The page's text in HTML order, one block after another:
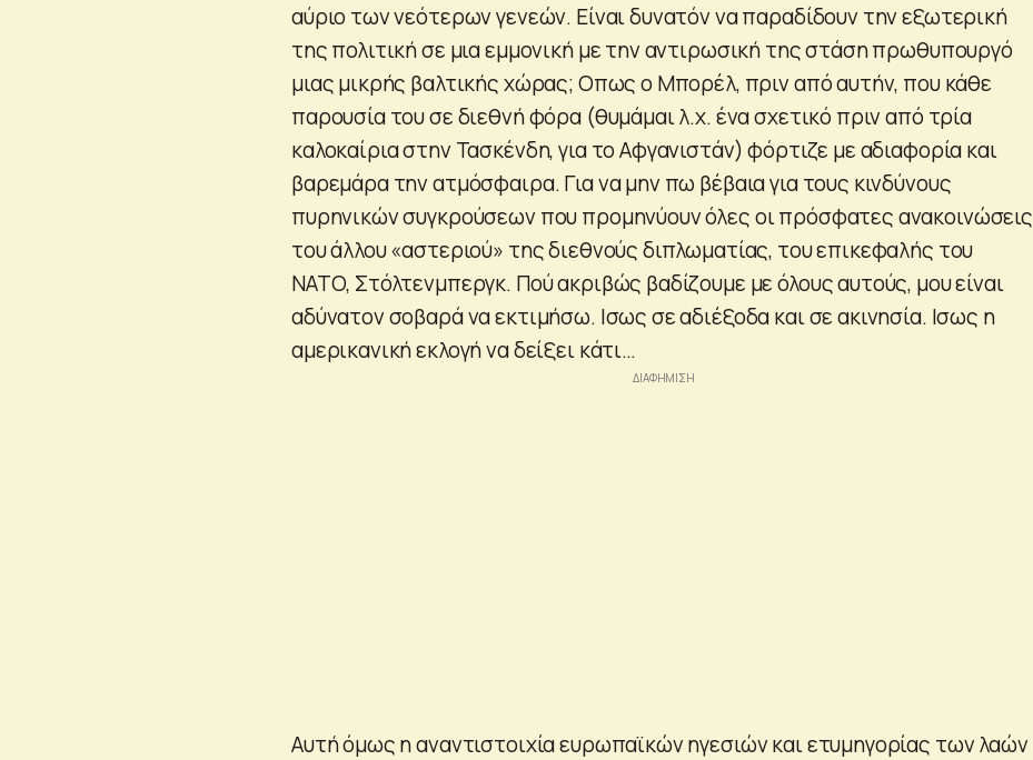
αύριο των νεότερων γενεών. Είναι δυνατόν να παραδίδουν την εξωτερική
της πολιτική σε μια εμμονική με την αντιρωσική της στάση πρωθυπουργό
μιας μικρής βαλτικής χώρας; Οπως ο Μπορέλ, πριν από αυτήν, που κάθε
παρουσία του σε διεθνή φόρα (θυμάμαι λ.χ. ένα σχετικό πριν από τρία
καλοκαίρια στην Τασκένδη, για το Αφγανιστάν) φόρτιζε με αδιαφορία και
βαρεμάρα την ατμόσφαιρα. Για να μην πω βέβαια για τους κινδύνους
πυρηνικών συγκρούσεων που προμηνύουν όλες οι πρόσφατες ανακοινώσεις
του άλλου «αστεριού» της διεθνούς διπλωματίας, του επικεφαλής του
ΝΑΤΟ, Στόλτενμπεργκ. Πού ακριβώς βαδίζουμε με όλους αυτούς, μου είναι
αδύνατον σοβαρά να εκτιμήσω. Ισως σε αδιέξοδα και σε ακινησία. Ισως η
αμερικανική εκλογή να δείξει κάτι…
Αυτή όμως η αναντιστοιχία ευρωπαϊκών ηγεσιών και ετυμηγορίας των λαών